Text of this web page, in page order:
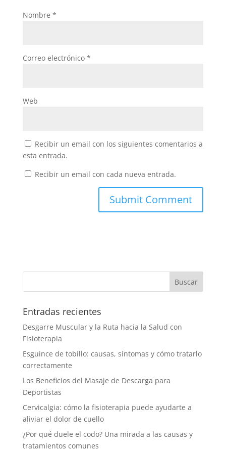
Nombre *
Correo electrónico *
Web
Recibir un email con los siguientes comentarios a
esta entrada.
Recibir un email con cada nueva entrada.
Entradas recientes
Desgarre Muscular y la Ruta hacia la Salud con
Fisioterapia
Esguince de tobillo: causas, síntomas y cómo tratarlo
correctamente
Los Beneficios del Masaje de Descarga para
Deportistas
Cervicalgia: cómo la fisioterapia puede ayudarte a
aliviar el dolor de cuello
¿Por qué duele el codo? Una mirada a las causas y
tratamientos comunes